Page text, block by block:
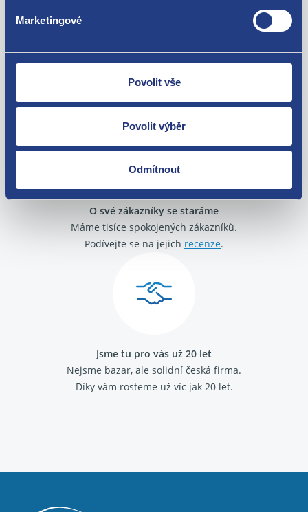
Marketingové
Povolit vše
Povolit výběr
Odmítnout
Nejste spokojeni? Vyřešíme to!
Zboží můžete vrátit do 60 dnů od
zakoupení. Nebo vám pošleme náhradu.
O své zákazníky se staráme
Máme tisíce spokojených zákazníků.
Podívejte se na jejich recenze.
Jsme tu pro vás už 20 let
Nejsme bazar, ale solidní česká firma.
Díky vám rosteme už víc jak 20 let.